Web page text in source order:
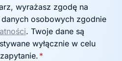
osobowych zgodnie
. Twoje dane są
wyłącznie w celu
*